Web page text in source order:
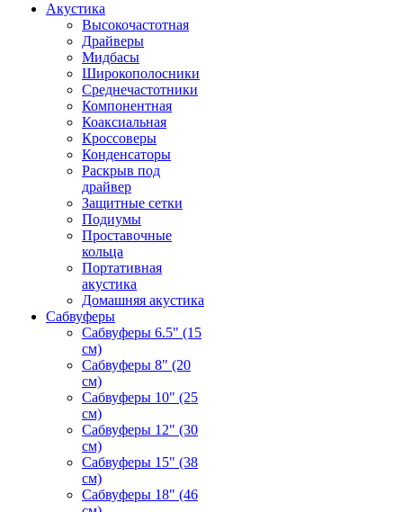
Акустика
Высокочастотная
Драйверы
Мидбасы
Широкополосники
Среднечастотники
Компонентная
Коаксиальная
Кроссоверы
Конденсаторы
Раскрыв под
драйвер
Защитные сетки
Подиумы
Проставочные
кольца
Портативная
акустика
Домашняя акустика
Сабвуферы
Сабвуферы 6.5" (15
см)
Сабвуферы 8" (20
см)
Сабвуферы 10" (25
см)
Сабвуферы 12" (30
см)
Сабвуферы 15" (38
см)
Сабвуферы 18" (46